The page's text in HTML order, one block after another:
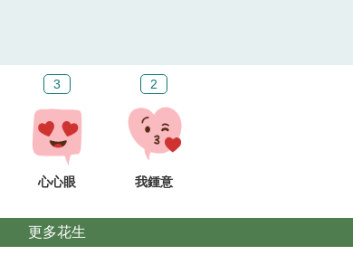
3
心心眼
2
我鍾意
更多花生